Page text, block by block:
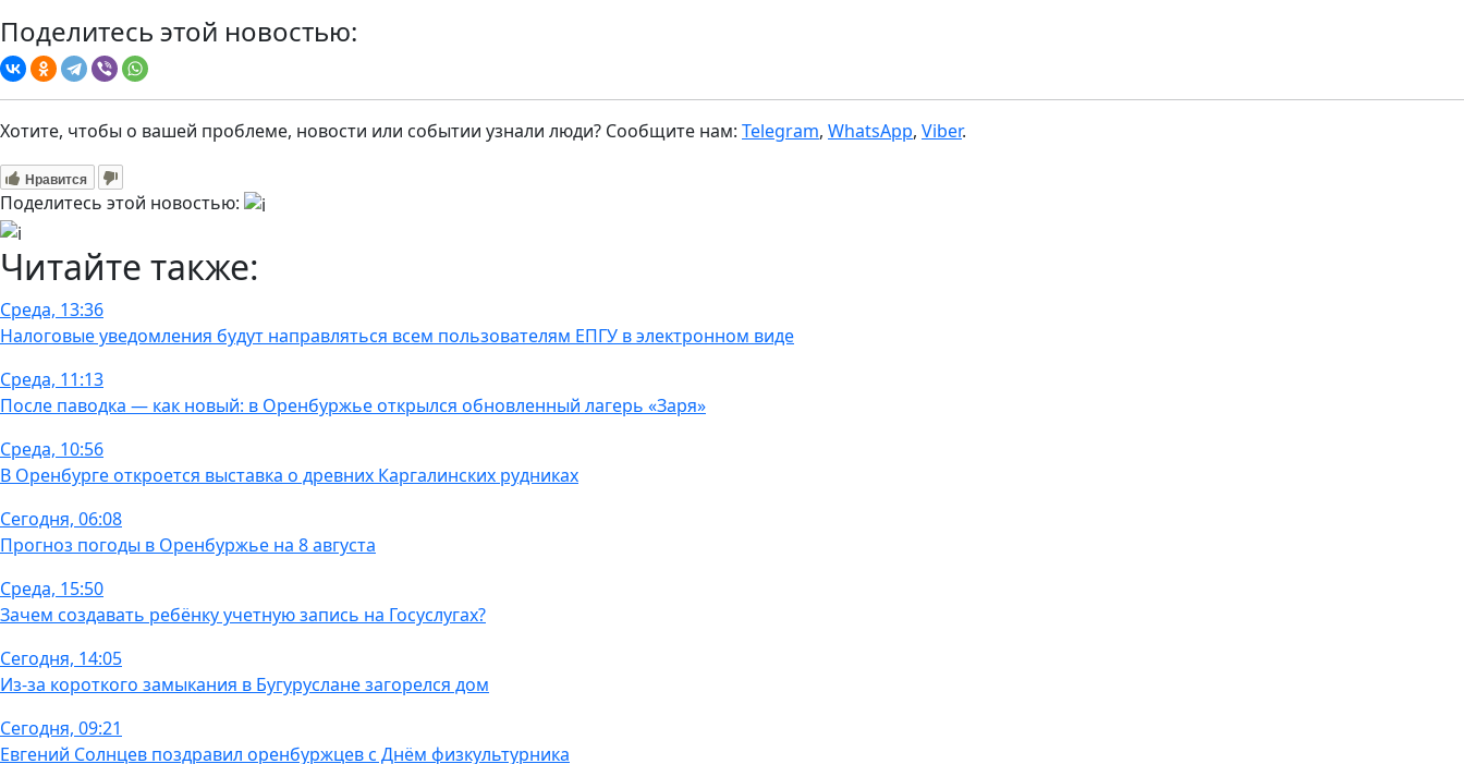
Поделитесь этой новостью:
Хотите, чтобы о вашей проблеме, новости или событии узнали люди? Сообщите нам: Telegram, WhatsApp, Viber.
Нравится
Поделитесь этой новостью:
Читайте также:
Среда, 13:36
Налоговые уведомления будут направляться всем пользователям ЕПГУ в электронном виде
Среда, 11:13
После паводка — как новый: в Оренбуржье открылся обновленный лагерь «Заря»
Среда, 10:56
В Оренбурге откроется выставка о древних Каргалинских рудниках
Сегодня, 06:08
Прогноз погоды в Оренбуржье на 8 августа
Среда, 15:50
Зачем создавать ребёнку учетную запись на Госуслугах?
Сегодня, 14:05
Из-за короткого замыкания в Бугуруслане загорелся дом
Сегодня, 09:21
Евгений Солнцев поздравил оренбуржцев с Днём физкультурника